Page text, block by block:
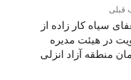
قبلی
سیاه کار زاده از
در هیئت مدیره
منطقه آزاد انزلی